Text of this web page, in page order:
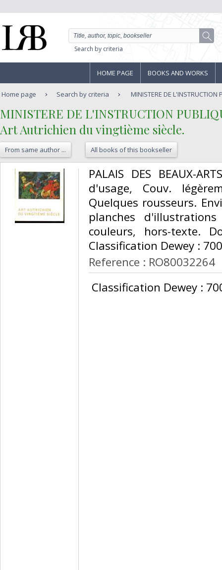
Search by criteria
HOME PAGE BOOKS AND WORKS
Home page Search by criteria MINISTERE DE
‎MINISTERE DE L'INSTRUCTION
‎Art Autrichien du vingtième siècle.‎
From same author ... All books of this bookseller
‎PALAIS DES BEAUX-
d'usage, Couv.
Quelques rousseurs.
planches
couleurs, hors-texte.
Classification Dewey :
Reference : RO80032264
Classification Dewey :